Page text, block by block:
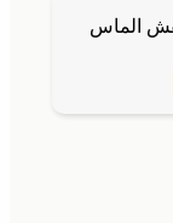
الماس